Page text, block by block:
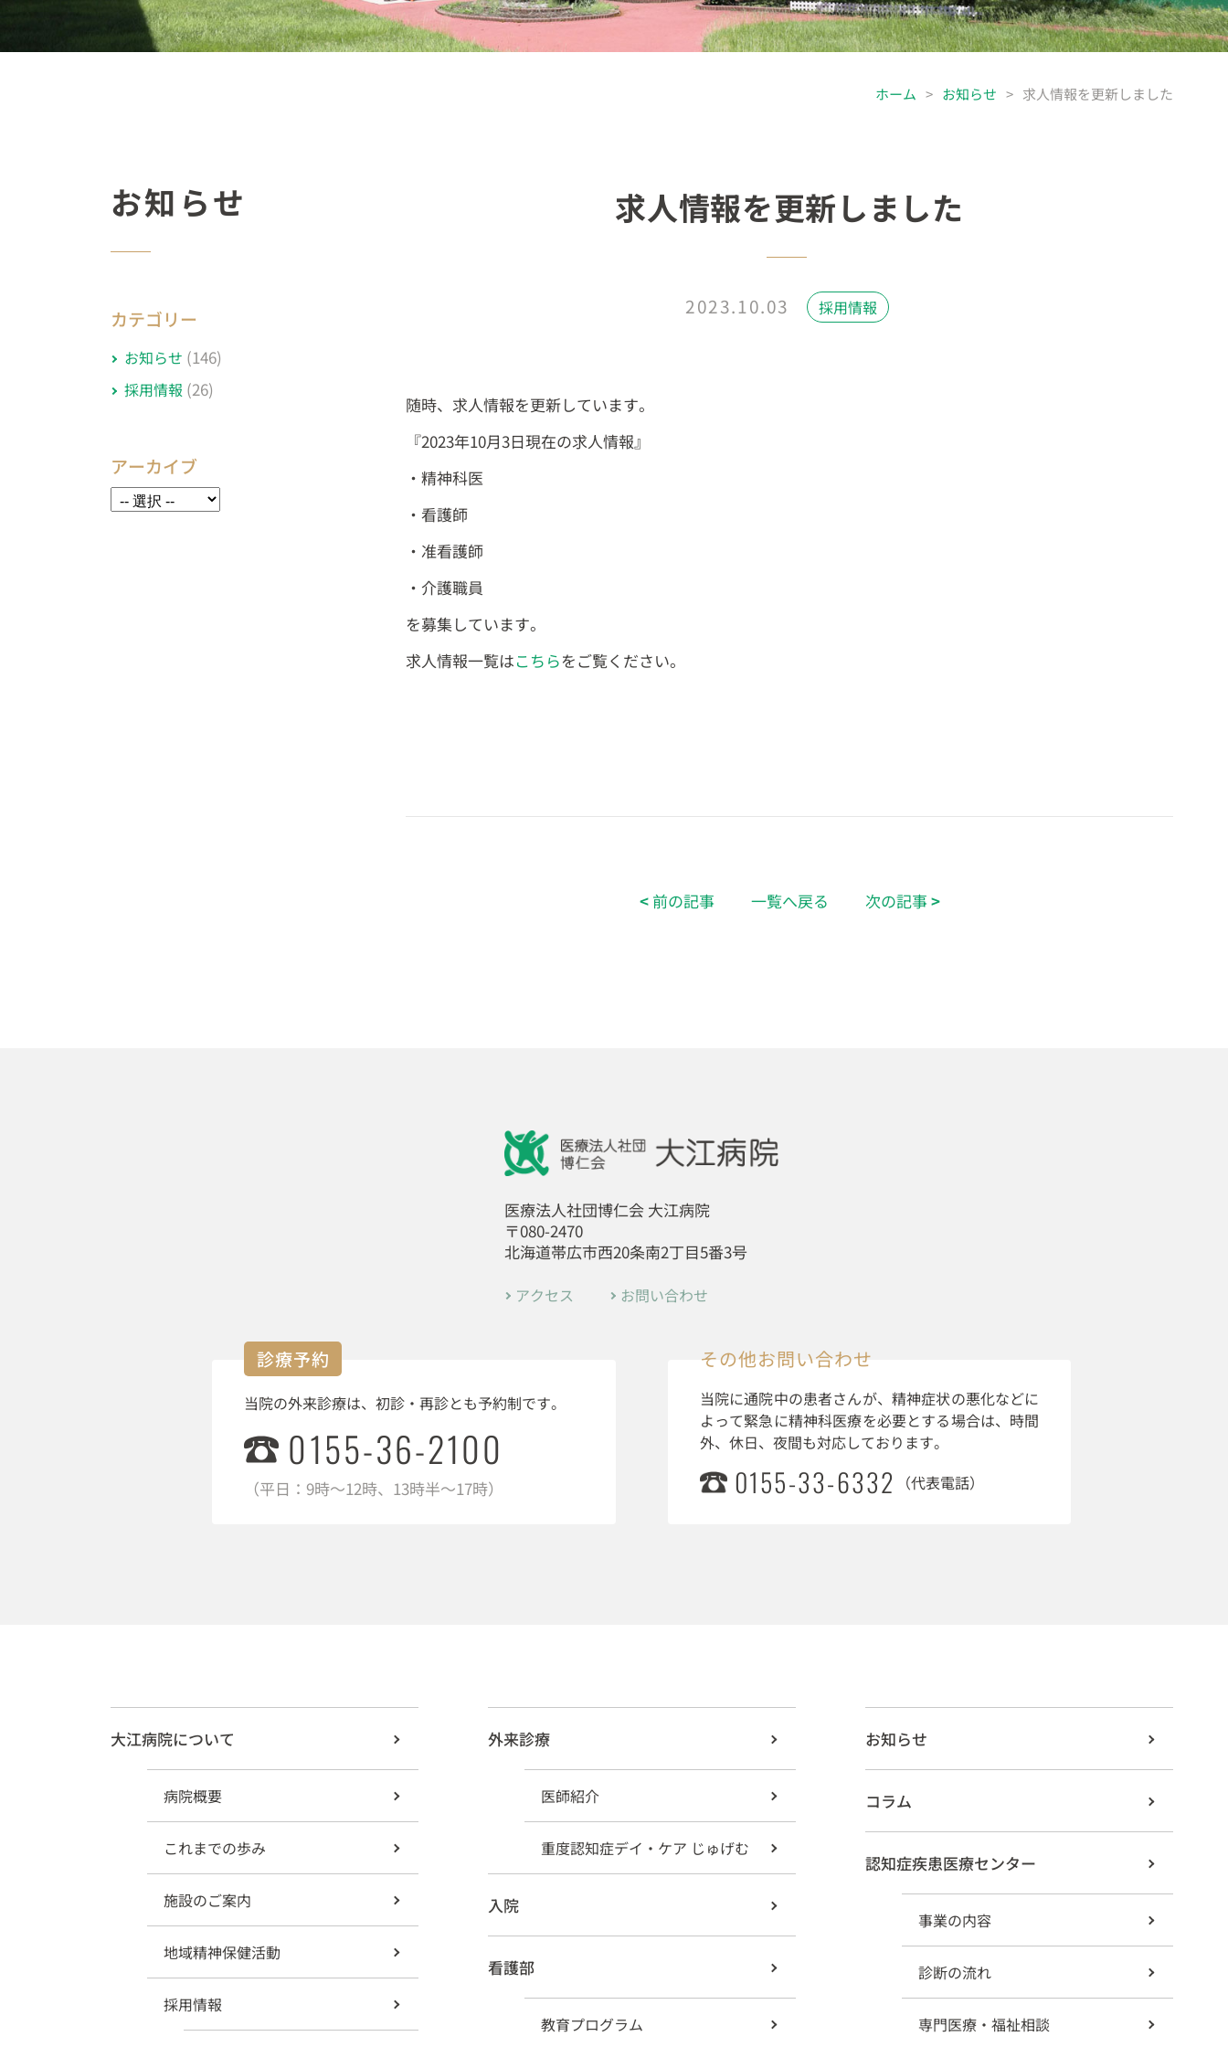
ホーム > お知らせ > 求人情報を更新しました
求人情報を更新しました
2023.10.03 採用情報
随時、求人情報を更新しています。
『2023年10月3日現在の求人情報』
・精神科医
・看護師
・准看護師
・介護職員
を募集しています。
求人情報一覧はこちらをご覧ください。
< 前の記事 一覧へ戻る 次の記事>
お知らせ
カテゴリー
お知らせ (146)
採用情報 (26)
アーカイブ
医療法人社団博仁会 大江病院
〒080-2470
北海道帯広市西20条南2丁目5番3号
アクセス お問い合わせ
診療予約
当院の外来診療は、初診・再診とも予約制です。
0155-36-2100
（平日：9時～12時、13時半～17時）
その他お問い合わせ
当院に通院中の患者さんが、精神症状の悪化などに
よって緊急に精神科医療を必要とする場合は、時間
外、休日、夜間も対応しております。
0155-33-6332 （代表電話）
大江病院について
病院概要
これまでの歩み
施設のご案内
地域精神保健活動
採用情報
外来診療
医師紹介
重度認知症デイ・ケア じゅげむ
入院
看護部
教育プログラム
お知らせ
コラム
認知症疾患医療センター
事業の内容
診断の流れ
専門医療・福祉相談